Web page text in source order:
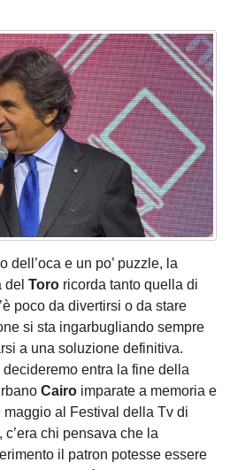
dell’oca e un po’ puzzle, la
del Toro ricorda tanto quella di
poco da divertirsi o da stare
si sta ingarbugliando sempre
a una soluzione definitiva.
entra la fine della
Cairo imparate a memoria e
al Festival della Tv di
chi pensava che la
il patron potesse essere